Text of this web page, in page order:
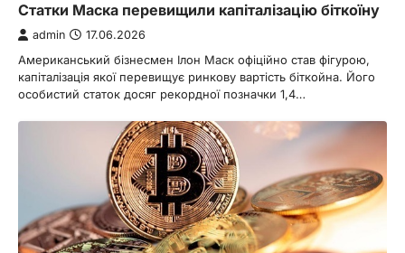
Статки Маска перевищили капіталізацію біткоїну
admin 17.06.2026
Американський бізнесмен Ілон Маск офіційно став фігурою,
капіталізація якої перевищує ринкову вартість біткойна. Його
особистий статок досяг рекордної позначки 1,4…